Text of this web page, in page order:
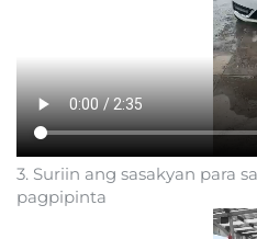
3. Suriin ang sasakyan para
pagpipinta